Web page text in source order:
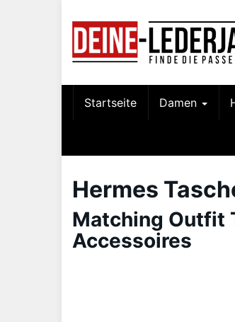
Startseite Damen
Hermes
Matching Outfit
Accessoires